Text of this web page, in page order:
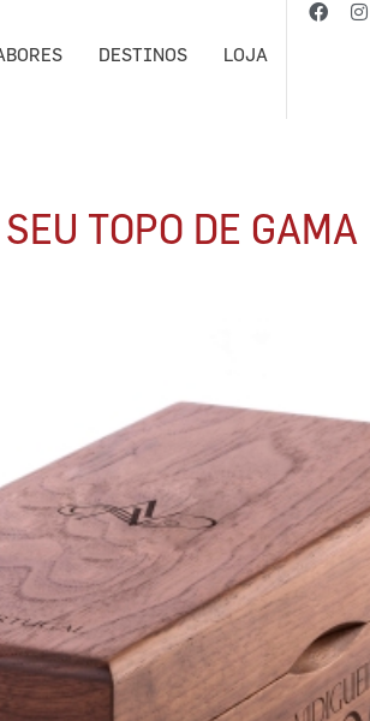
DESTINOS LOJA
TOPO DE GAMA